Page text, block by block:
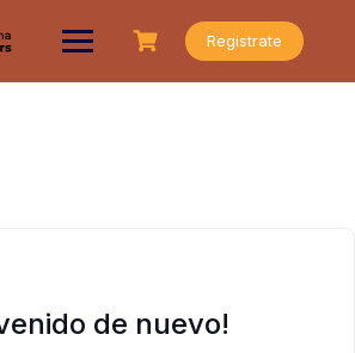
Registrate
de nuevo!